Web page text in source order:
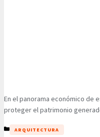
En el panorama económico de
proteger el patrimonio
CATEGORÍAS
ARQUITECTURA